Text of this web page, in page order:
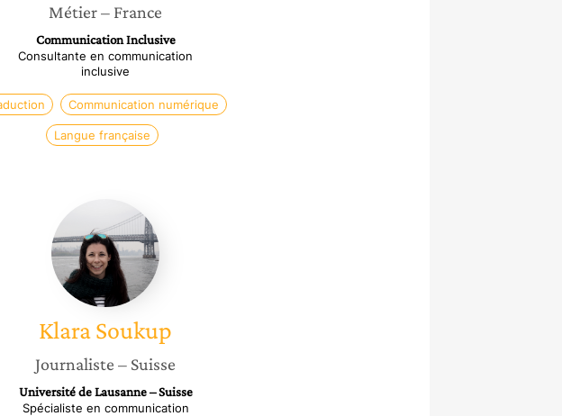
Métier– France
Communication Inclusive
Consultante en communication
inclusive
Communication numérique
Langue française
Klara
Soukup
KlaraSoukup
Journaliste – Suisse
Université de Lausanne – Suisse
Spécialiste en communication